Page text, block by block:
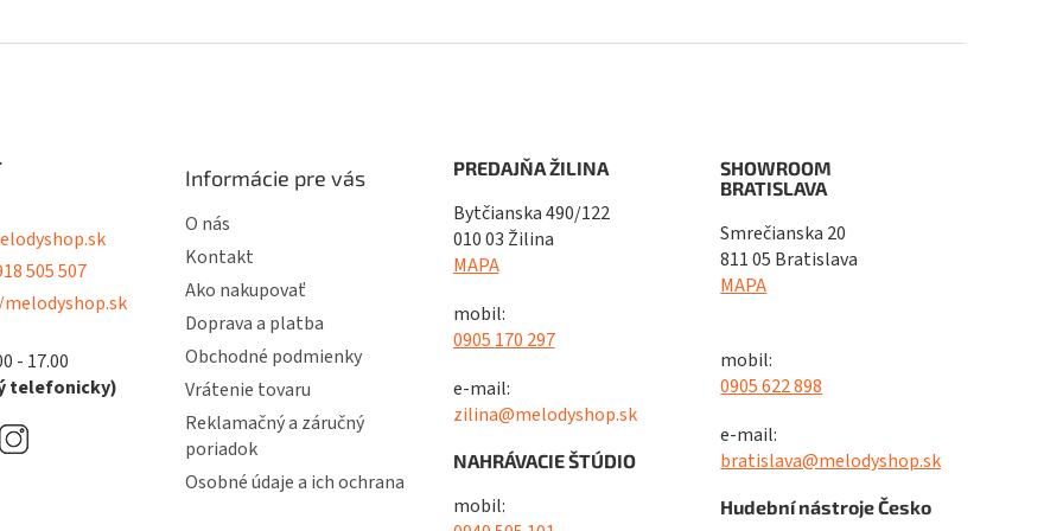
505 507
- 17.00
telefonicky)
Informácie pre vás
O nás
Kontakt
Ako nakupovať
Doprava a platba
Obchodné podmienky
Vrátenie tovaru
Reklamačný a záručný
poriadok
Osobné údaje a ich ochrana
PREDAJŇA ŽILINA
Bytčianska 490/122
010 03 Žilina
MAPA
mobil:
0905 170 297
e-mail:
zilina@melodyshop.sk
NAHRÁVACIE ŠTÚDIO
mobil:
SHOWROOM
BRATISLAVA
Smrečianska 20
811 05 Bratislava
MAPA
mobil:
0905 622 898
e-mail:
bratislava@melodyshop.sk
Hudební nástroje Česko